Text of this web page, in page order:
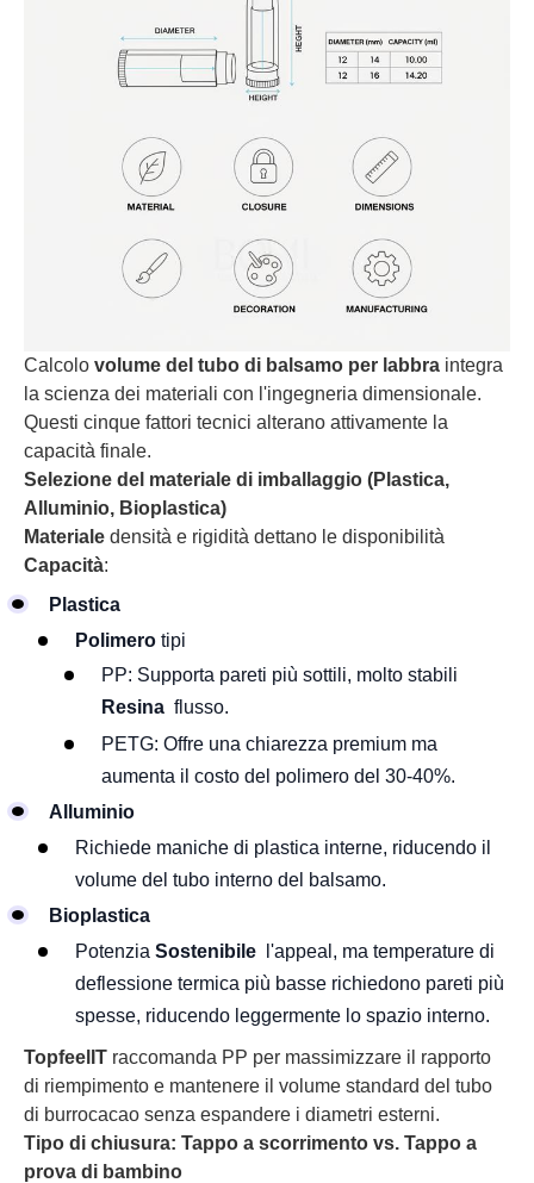
Calcolo volume del tubo di balsamo per labbra integra
la scienza dei materiali con l'ingegneria dimensionale.
Questi cinque fattori tecnici alterano attivamente la
capacità finale.
Selezione del materiale di imballaggio (Plastica,
Alluminio, Bioplastica)
Materiale densità e rigidità dettano le disponibilità
Capacità:
Plastica
Polimero tipi
PP: Supporta pareti più sottili, molto stabili
Resina flusso.
PETG: Offre una chiarezza premium ma
aumenta il costo del polimero del 30-40%.
Alluminio
Richiede maniche di plastica interne, riducendo il
volume del tubo interno del balsamo.
Bioplastica
Potenzia Sostenibile
l'appeal, ma temperature di
deflessione termica più basse richiedono pareti più
spesse, riducendo leggermente lo spazio interno.
TopfeelIT raccomanda PP per massimizzare il rapporto
di riempimento e mantenere il volume standard del tubo
di burrocacao senza espandere i diametri esterni.
Tipo di chiusura: Tappo a scorrimento vs. Tappo a
prova di bambino